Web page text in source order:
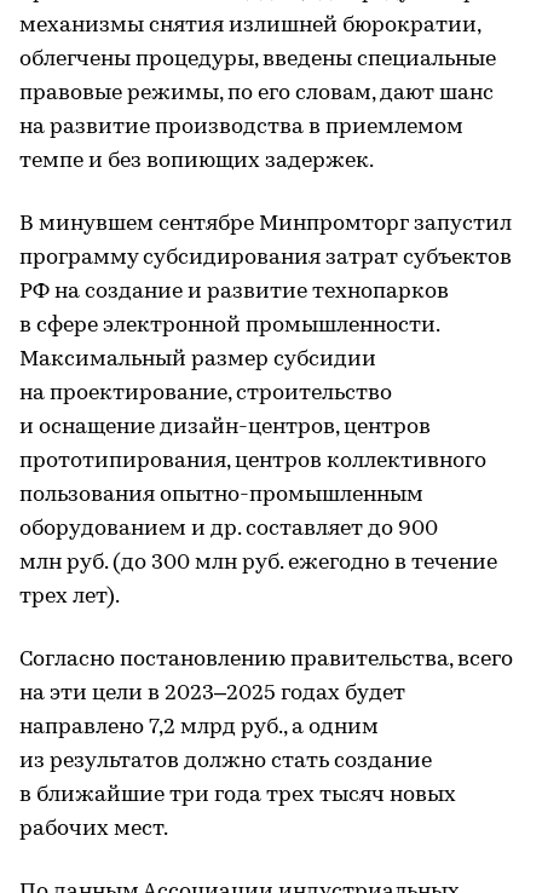
механизмы снятия излишней бюрократии,
облегчены процедуры, введены специальные
правовые режимы, по его словам, дают шанс
на развитие производства в приемлемом
темпе и без вопиющих задержек.
В минувшем сентябре Минпромторг запустил
программу субсидирования затрат субъектов
РФ на создание и развитие технопарков
в сфере электронной промышленности.
Максимальный размер субсидии
на проектирование, строительство
и оснащение дизайн-центров, центров
прототипирования, центров коллективного
пользования опытно-промышленным
оборудованием и др. составляет до 900
млн руб. (до 300 млн руб. ежегодно в течение
трех лет).
Согласно постановлению правительства, всего
на эти цели в 2023–2025 годах будет
направлено 7,2 млрд руб., а одним
из результатов должно стать создание
в ближайшие три года трех тысяч новых
рабочих мест.